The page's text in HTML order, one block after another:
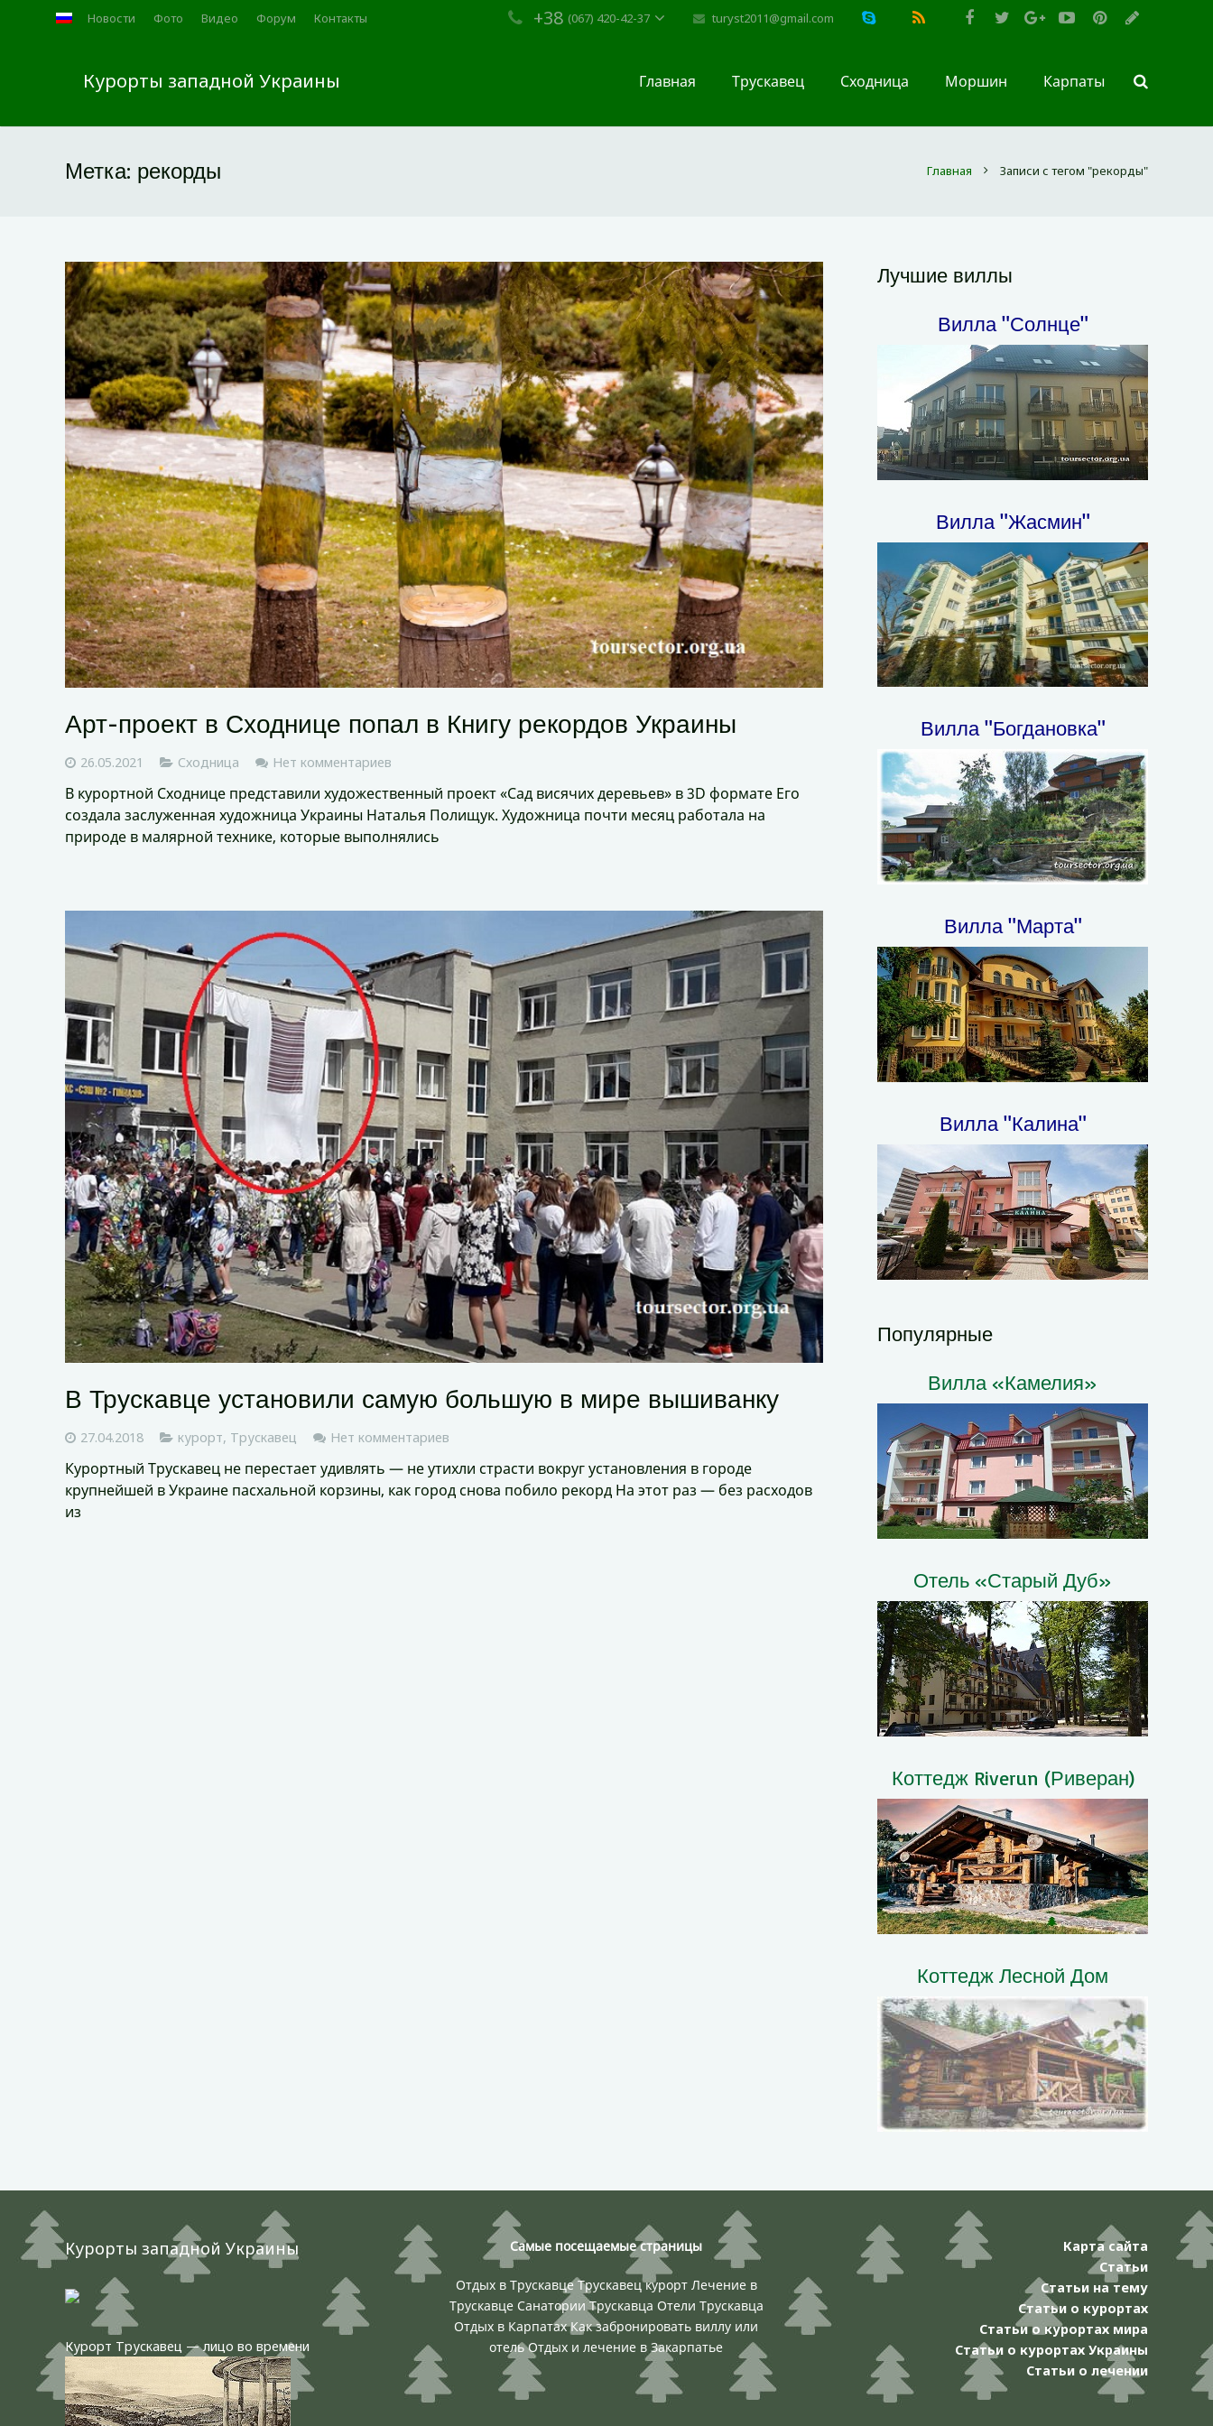
Новости Фото Видео Форум Контакты +38 (067) 420-42-37 turyst2011@gmail.com
Курорты западной Украины Главная Трускавец Сходница Моршин Карпаты
Метка: рекорды Главная Записи с тегом "рекорды"
Арт-проект в Сходнице попал в Книгу рекордов Украины
26.05.2021 Сходница Нет комментариев
В курортной Сходнице представили художественный проект «Сад висячих деревьев» в 3D формате Его
создала заслуженная художница Украины Наталья Полищук. Художница почти месяц работала на
природе в малярной технике, которые выполнялись
В Трускавце установили самую большую в мире вышиванку
27.04.2018 курорт, Трускавец Нет комментариев
Курортный Трускавец не перестает удивлять — не утихли страсти вокруг установления в городе
крупнейшей в Украине пасхальной корзины, как город снова побило рекорд На этот раз — без расходов
из
Лучшие виллы
Вилла "Солнце"
Вилла "Жасмин"
Вилла "Богдановка"
Вилла "Марта"
Вилла "Калина"
Популярные
Вилла «Камелия»
Отель «Старый Дуб»
Коттедж Riverun (Риверан)
Коттедж Лесной Дом
Курорты западной Украины
Курорт Трускавец — лицо во времени
Самые посещаемые страницы
Отдых в Трускавце Трускавец курорт Лечение в
Трускавце Санатории Трускавца Отели Трускавца
Отдых в Карпатах Как забронировать виллу или
отель Отдых и лечение в Закарпатье
Карта сайта
Статьи
Статьи на тему
Статьи о курортах
Статьи о курортах мира
Статьи о курортах Украины
Статьи о лечении